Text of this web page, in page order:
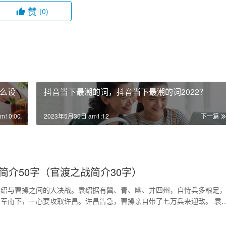
赞 (0)
设 抖音当下最潮的词，抖音当下最潮的词2022？
下一篇
2023年5月30日 am1:12
介50字（官渡之战简介30字）
与曹操之间的大决战。袁绍据有冀、青、幽、并四州，自恃兵多粮足，
南下，一心要攻取许昌。许昌告急，曹操亲自带了七万兵来迎敌。 袁